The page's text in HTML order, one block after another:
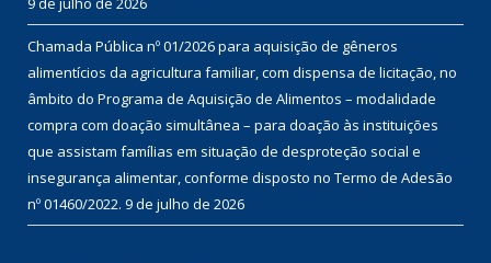
Chamada Pública nº 01/2026 para aquisição de gêneros
alimentícios da agricultura familiar, com dispensa de licitação, no
âmbito do Programa de Aquisição de Alimentos – modalidade
compra com doação simultânea – para doação às instituições
que assistam famílias em situação de desproteção social e
insegurança alimentar, conforme disposto no Termo de Adesão
nº 01460/2022. 9 de julho de 2026